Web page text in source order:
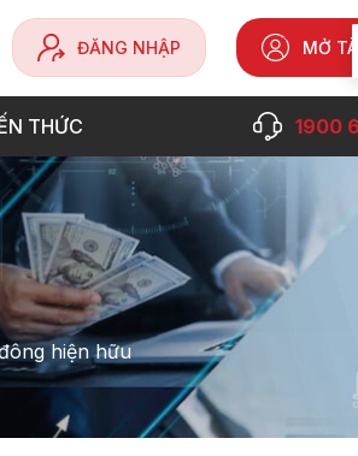
ĐĂNG NHẬP MỞ
THỨC 1900
hiện hữu